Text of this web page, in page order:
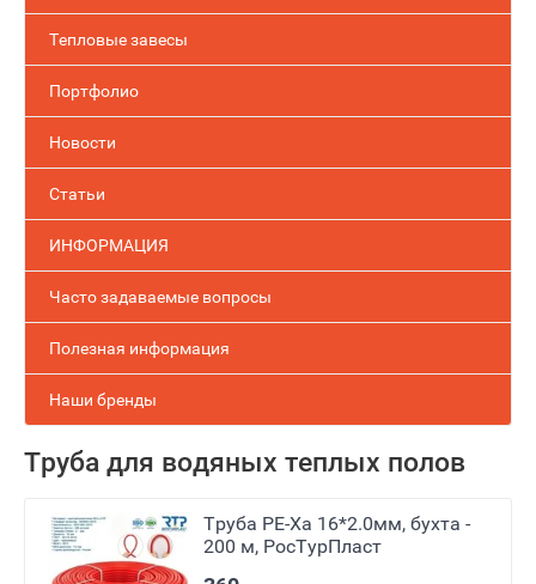
Тепловые завесы
Портфолио
Новости
Статьи
ИНФОРМАЦИЯ
Часто задаваемые вопросы
Полезная информация
Наши бренды
Труба для водяных теплых полов
Труба PE-Ха 16*2.0мм, бухта -
200 м, РосТурПласт